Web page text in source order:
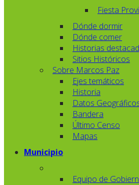
Fiesta
Dónde dormir
Dónde comer
Historias
Sitios Históricos
Sobre Marcos Paz
Ejes temáticos
Historia
Datos
Bandera
Último Censo
Mapas
Municipio
Equipo de